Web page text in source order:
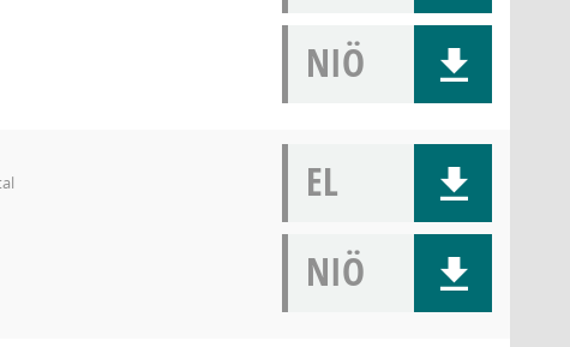
NIÖ
EL
NIÖ